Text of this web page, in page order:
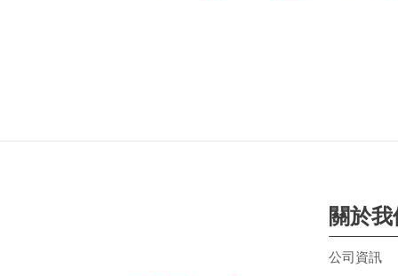
關於我
公司資訊